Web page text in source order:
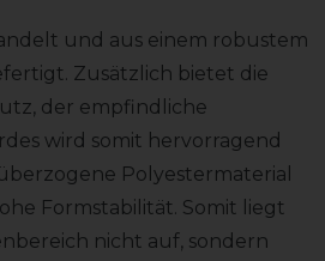
und aus einem robustem
Zusätzlich bietet die
der empfindliche
wird somit hervorragend
Polyestermaterial
Formstabilität. Somit liegt
nicht auf, sondern